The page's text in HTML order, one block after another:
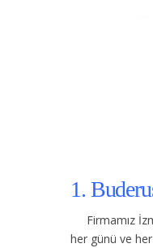
1.
Firmamız
her günü ve